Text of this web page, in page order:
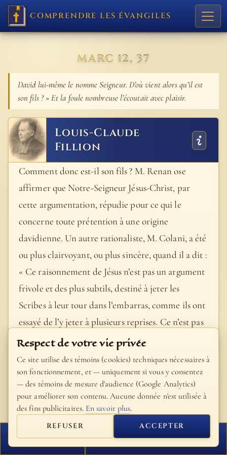
COMPRENDRE LES ÉVANGILES
MARC 12, 37
David lui-même le nomme Seigneur. D’où vient alors qu’il est
son fils ? » Et la foule nombreuse l’écoutait avec plaisir.
Louis-Claude
Fillion
Comment donc est-il son fils ? M. Renan ose
affirmer que Notre-Seigneur Jésus-Christ, par
cette argumentation, répudie pour ce qui le
concerne toute prétention à une origine
davidienne. Un autre rationaliste, M. Colani, a été
ou plus clairvoyant, ou plus sincère, quand il a dit :
« Ce raisonnement de Jésus n’est pas un argument
frivole et des plus subtils, destiné à jeter les
Scribes à leur tour dans l’embarras, comme ils ont
essayé de l’y jeter à plusieurs reprises. Ce n’est pas
un tour de sophiste. S’appuyant sur un passage
d’un psaume, qu’il interprète comme les Scribes
eux-mêmes, il déclare que le Messie doit être
infiniment plus grand qu’un David, qu’un roi
temporel » [487]. En effet, infiniment plus grand,
puisqu’il est vraiment Fils de Dieu. Telle est la clef
de l’énigme : David appelle le Christ son Seigneur,
FERMER PROCHAIN VERSET
Respect de votre vie privée
Ce site utilise des témoins (cookies) techniques nécessaires à
son fonctionnement, et — uniquement si vous y consentez
— des témoins de mesure d'audience (Google Analytics)
pour améliorer son contenu. Aucune donnée n'est utilisée à
des fins publicitaires. En savoir plus.
REFUSER ACCEPTER